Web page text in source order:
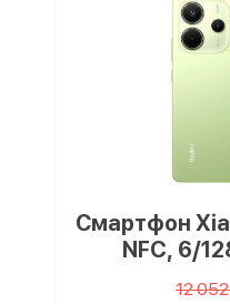
Смартфон
NFC, 6/
12